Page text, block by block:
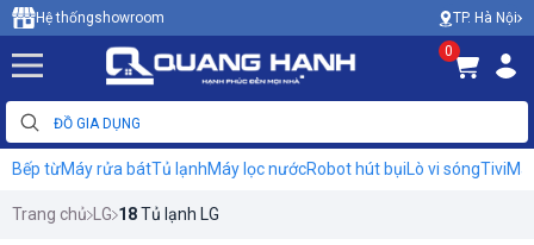
Hệ thốngshowroom TP. Hà Nội
0
Bếp từMáy rửa bátTủ lạnhMáy lọc nướcRobot hút bụiLò vi sóngTivi
Trang chủ LG 18Tủ lạnh LG